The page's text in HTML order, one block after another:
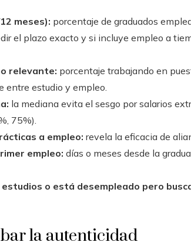
meses): porcentaje de graduados
el plazo exacto y si incluye empleo a
relevante: porcentaje trabajando en
entre estudio y empleo.
la mediana evita el sesgo por salarios
75%).
a empleo: revela la eficacia de
empleo: días o meses desde la
o está desempleado pero
la autenticidad